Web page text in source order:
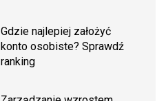
Gdzie najlepiej założyć
konto osobiste? Sprawdź
ranking